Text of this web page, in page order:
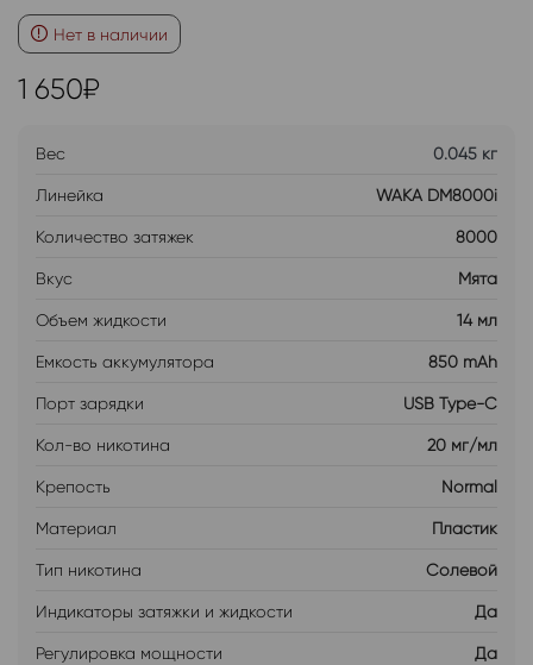
Нет в наличии
1 650₽
Вес 0.045 кг
Линейка WAKA DM8000i
Количество затяжек 8000
Вкус Мята
Объем жидкости 14 мл
Емкость аккумулятора 850 mAh
Порт зарядки USB Type-C
Кол-во никотина 20 мг/мл
Крепость Normal
Материал Пластик
Тип никотина Солевой
Индикаторы затяжки и жидкости Да
Регулировка мощности Да